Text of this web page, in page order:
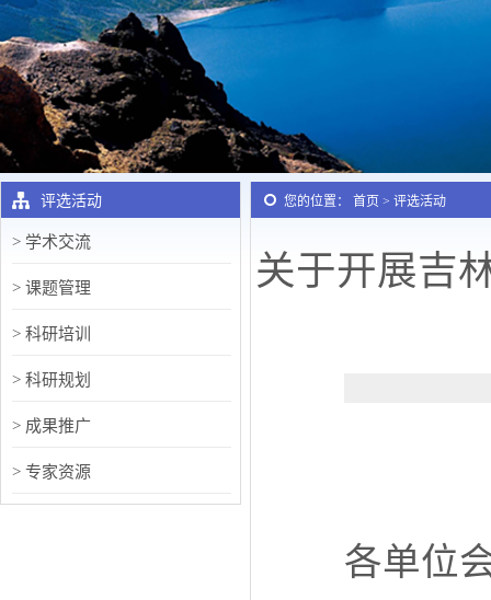
评选活动
> 学术交流
> 课题管理
> 科研培训
> 科研规划
> 成果推广
> 专家资源
您的位置： 首页 > 评选活动
关于开展吉
各单位